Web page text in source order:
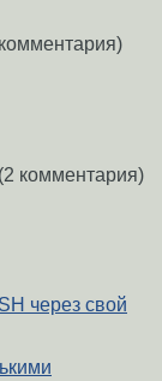
(2 комментария)
через свой